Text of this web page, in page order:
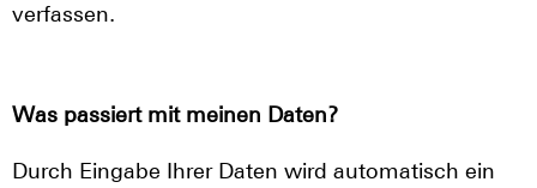
verfassen.
Was passiert mit meinen Daten?
Durch Eingabe Ihrer Daten wird automatisch ein